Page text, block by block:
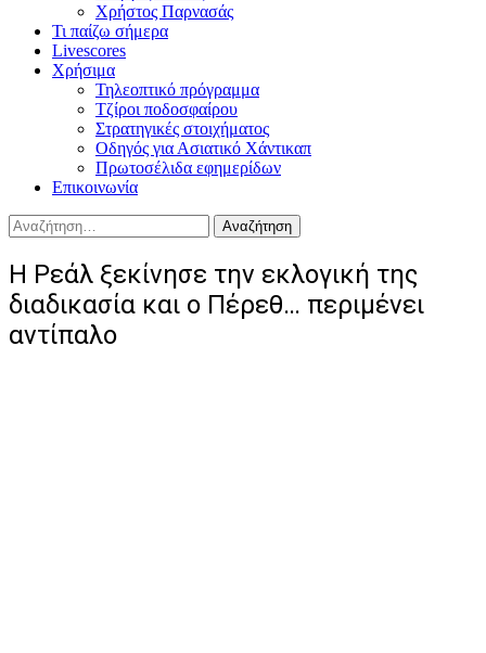
Χρήστος Παρνασάς
Τι παίζω σήμερα
Livescores
Χρήσιμα
Τηλεοπτικό πρόγραμμα
Τζίροι ποδοσφαίρου
Στρατηγικές στοιχήματος
Οδηγός για Ασιατικό Χάντικαπ
Πρωτοσέλιδα εφημερίδων
Επικοινωνία
Αναζήτηση
για:
Η Ρεάλ ξεκίνησε την εκλογική της
διαδικασία και ο Πέρεθ… περιμένει
αντίπαλο